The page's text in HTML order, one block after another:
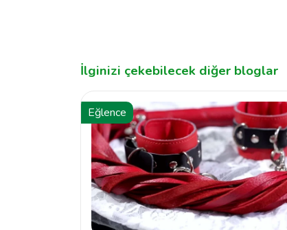
İlginizi çekebilecek diğer bloglar
Eğlence